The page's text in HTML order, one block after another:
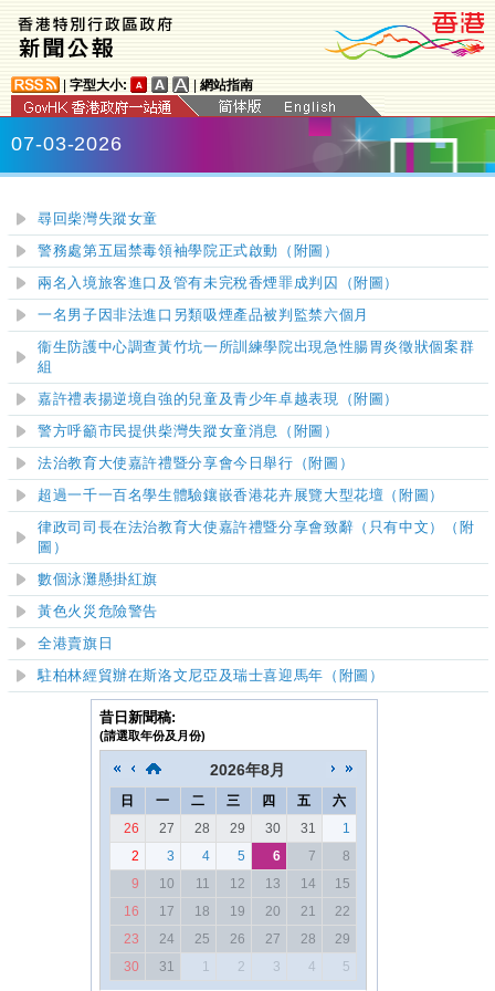
字型大小: 網站指南
07-03-2026
尋回柴灣失蹤女童
警務處第五屆禁毒領袖學院正式啟動（附圖）
兩名入境旅客進口及管有未完稅香煙罪成判囚（附圖）
一名男子因非法進口另類吸煙產品被判監禁六個月
衞生防護中心調查黃竹坑一所訓練學院出現急性腸胃炎徵狀個案群
組
嘉許禮表揚逆境自強的兒童及青少年卓越表現（附圖）
警方呼籲市民提供柴灣失蹤女童消息（附圖）
法治教育大使嘉許禮暨分享會今日舉行（附圖）
超過一千一百名學生體驗鑲嵌香港花卉展覽大型花壇（附圖）
律政司司長在法治教育大使嘉許禮暨分享會致辭（只有中文）
（附
圖）
數個泳灘懸掛紅旗
黃色火災危險警告
全港賣旗日
駐柏林經貿辦在斯洛文尼亞及瑞士喜迎馬年（附圖）
昔日新聞稿:
(請選取年份及月份)
2026年8月
日 一 二 三 四 五
六
26
27 28 29 30 31
1
2
3 4 5 6 7
8
9
10 11 12 13 14
15
16
17 18 19 20 21
22
23
24 25 26 27 28
29
30
31 1 2 3 4 5